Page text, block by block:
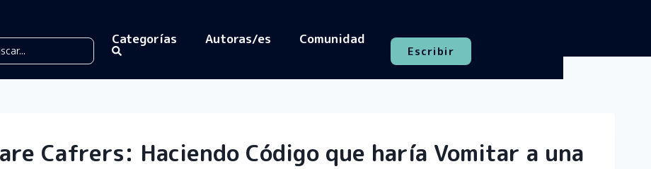
Categorías Autoras/es Comunidad
Escribir
Cafrers: Haciendo Código que haría Vomitar a una